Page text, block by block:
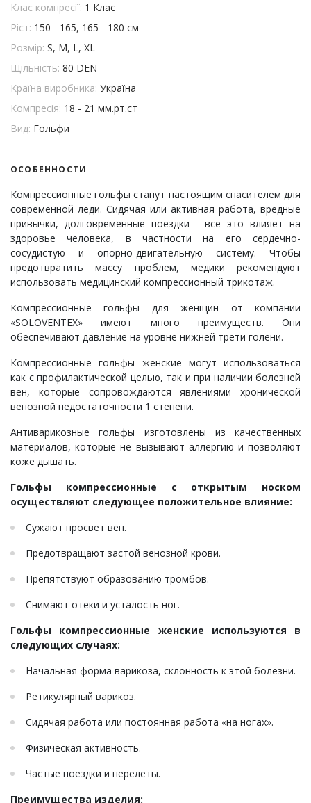
Клас компресії: 1 Клас
Ріст: 150 - 165, 165 - 180 см
Розмір: S, M, L, XL
Щільність: 80 DEN
Країна виробника: Україна
Компресія: 18 - 21 мм.рт.ст
Вид: Гольфи
ОСОБЕННОСТИ
Компрессионные гольфы станут настоящим спасителем для
современной леди. Сидячая или активная работа, вредные
привычки, долговременные поездки - все это влияет на
здоровье человека, в частности на его сердечно-
сосудистую и опорно-двигательную систему. Чтобы
предотвратить массу проблем, медики рекомендуют
использовать медицинский компрессионный трикотаж.
Компрессионные гольфы для женщин от компании
«SOLOVENTEX» имеют много преимуществ. Они
обеспечивают давление на уровне нижней трети голени.
Компрессионные гольфы женские могут использоваться
как с профилактической целью, так и при наличии болезней
вен, которые сопровождаются явлениями хронической
венозной недостаточности 1 степени.
Антиварикозные гольфы изготовлены из качественных
материалов, которые не вызывают аллергию и позволяют
коже дышать.
Гольфы компрессионные с открытым носком
осуществляют следующее положительное влияние:
Сужают просвет вен.
Предотвращают застой венозной крови.
Препятствуют образованию тромбов.
Снимают отеки и усталость ног.
Гольфы компрессионные женские используются в
следующих случаях:
Начальная форма варикоза, склонность к этой болезни.
Ретикулярный варикоз.
Сидячая работа или постоянная работа «на ногах».
Физическая активность.
Частые поездки и перелеты.
Преимущества изделия: